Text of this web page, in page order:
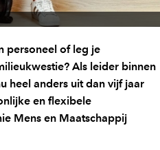
personeel of leg je
Als leider binnen
heel anders uit dan vijf jaar
en flexibele
Mens en Maatschappij